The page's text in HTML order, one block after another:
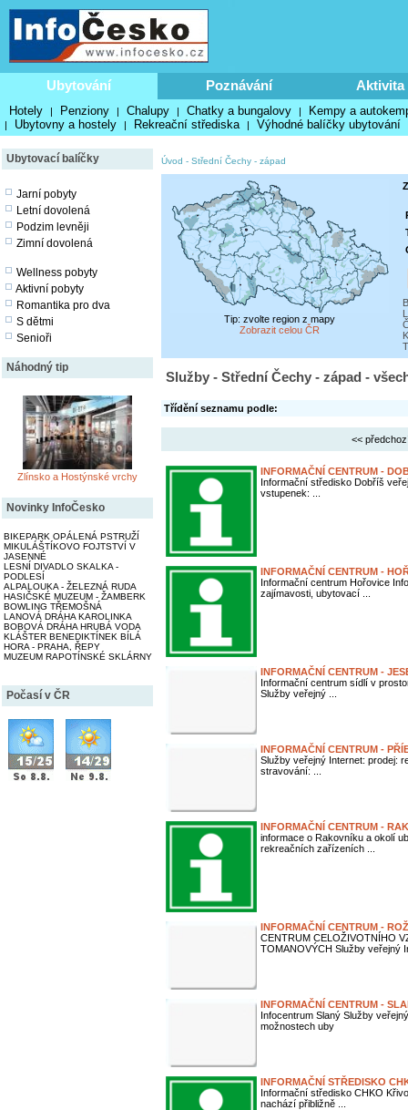
Ubytování Poznávání Aktivita
Hotely | Penziony | Chalupy | Chatky a bungalovy | Kempy a
| Ubytovny a hostely | Rekreační střediska | Výhodné balíčky ubytování
Ubytovací balíčky
Jarní pobyty
Letní dovolená
Podzim levněji
Zimní dovolená
Wellness pobyty
Aktivní pobyty
Romantika pro dva
S dětmi
Senioři
Náhodný tip
Zlínsko a Hostýnské vrchy
Novinky InfoČesko
BIKEPARK OPÁLENÁ PSTRUŽÍ
MIKULÁŠTÍKOVO FOJTSTVÍ V
JASENNÉ
LESNÍ DIVADLO SKALKA -
PODLESÍ
ALPALOUKA - ŽELEZNÁ RUDA
HASIČSKÉ MUZEUM - ŽAMBERK
BOWLING TŘEMOŠNÁ
LANOVÁ DRÁHA KAROLINKA
BOBOVÁ DRÁHA HRUBÁ VODA
KLÁŠTER BENEDIKTÍNEK BÍLÁ
HORA - PRAHA, ŘEPY
MUZEUM RAPOTÍNSKÉ SKLÁRNY
Počasí v ČR
Úvod - Střední Čechy - západ
Tip: zvolte region z mapy
Zobrazit celou ČR
Služby - Střední Čechy - západ -
Třídění seznamu podle:
<<
INFORMAČNÍ CENTRUM -
Informační středisko Dobříš
vstupenek: ...
INFORMAČNÍ CENTRUM -
Informační centrum Hořovice
zajímavosti, ubytovací ...
INFORMAČNÍ CENTRUM -
Informační centrum sídlí v
Služby veřejný ...
INFORMAČNÍ CENTRUM -
Služby veřejný Internet: prodej:
stravování: ...
INFORMAČNÍ CENTRUM -
informace o Rakovníku a okolí
rekreačních zařízeních ...
INFORMAČNÍ CENTRUM -
CENTRUM CELOŽIVOTNÍHO
TOMANOVÝCH Služby veřejný
INFORMAČNÍ CENTRUM -
Infocentrum Slaný Služby
možnostech uby
INFORMAČNÍ STŘEDISKO
Informační středisko CHKO
nachází přibližně ...